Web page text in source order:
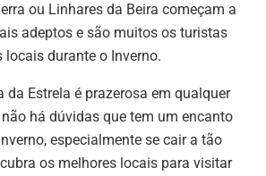
ou Linhares da Beira começam a
adeptos e são muitos os turistas
locais durante o Inverno.
da Estrela é prazerosa em qualquer
há dúvidas que tem um encanto
especialmente se cair a tão
os melhores locais para visitar